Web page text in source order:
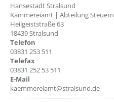
Hansestadt Stralsund
Kämmereiamt | Abteilung Steuern
Heilgeiststraße 63
18439 Stralsund
Telefon
03831 253 511
Telefax
03831 252 53 511
E-Mail
kaemmereiamt@stralsund.de